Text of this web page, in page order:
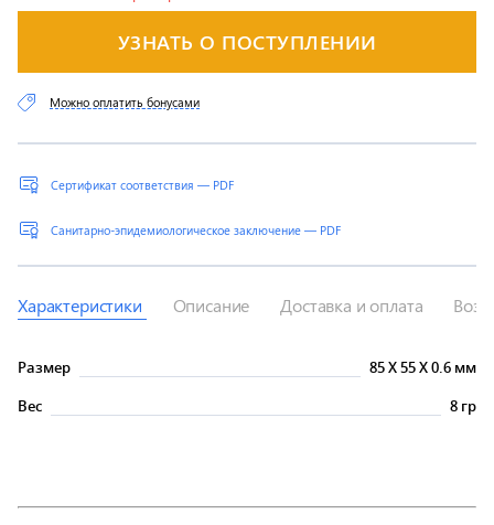
УЗНАТЬ О ПОСТУПЛЕНИИ
Сертификат соответствия — PDF
Санитарно-эпидемиологическое заключение — PDF
Можно оплатить бонусами
Характеристики Описание Доставка и оплата
Размер 85X55X0.6 мм
Вес
8 гр